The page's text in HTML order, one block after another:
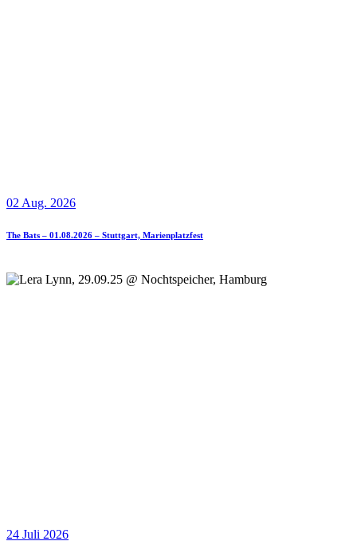
02 Aug. 2026
The Bats – 01.08.2026 – Stuttgart, Marienplatzfest
24 Juli 2026